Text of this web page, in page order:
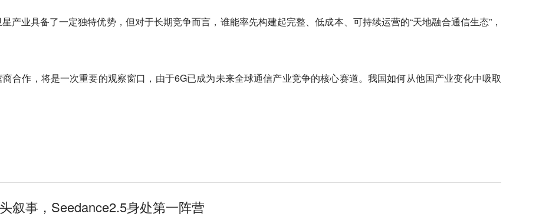
产业具备了一定独特优势，但对于长期竞争而言，谁能率先构建起完整、低成本、可持续运营的“天地融合通信生态”，
合作，将是一次重要的观察窗口，由于6G已成为未来全球通信产业竞争的核心赛道。我国如何从他国产业变化中吸取
叙事，Seedance2.5身处第一阵营